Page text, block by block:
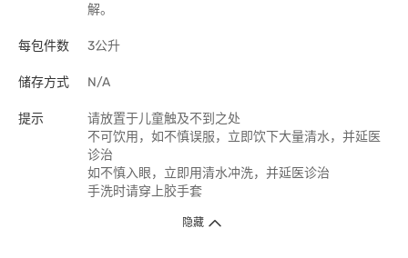
解。
每包件数 3公升
储存方式 N/A
提示
请放置于儿童触及不到之处
不可饮用，如不慎误服，立即饮下大量清水，并延医
诊治
如不慎入眼，立即用清水冲洗，并延医诊治
手洗时请穿上胶手套
隐藏